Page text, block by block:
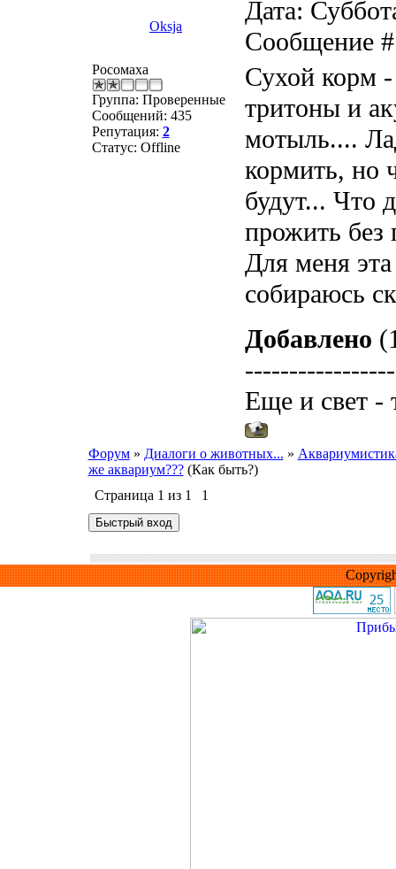
Oksja
Дата:
Сообщение
Росомаха
Группа: Проверенные
Сообщений: 435
Репутация: 2
Статус: Offline
Сухой корм
тритоны и
мотыль....
кормить, но
будут... Что
прожить без
Для меня эта
собираюсь
Добавлено
Еще и свет -
Форум » Диалоги о животных... »
же аквариум??? (Как быть?)
Страница 1 из 1 1